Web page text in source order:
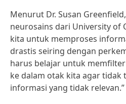
Menurut Dr. Susan
neurosains dari University of
kita untuk memproses
drastis seiring dengan
harus belajar untuk
ke dalam otak kita agar tidak
informasi yang tidak relevan.”